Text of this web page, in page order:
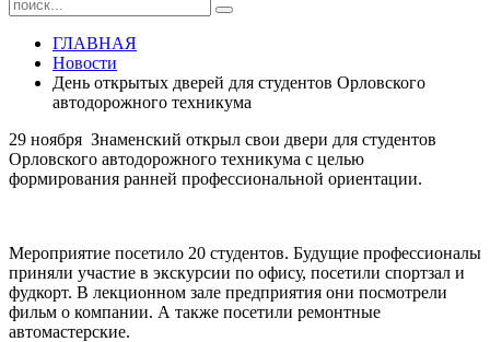
ГЛАВНАЯ
Новости
День открытых дверей для студентов Орловского
автодорожного техникума
29 ноября Знаменский открыл свои двери для студентов
Орловского автодорожного техникума с целью
формирования ранней профессиональной ориентации.
Мероприятие посетило 20 студентов. Будущие профессионалы
приняли участие в экскурсии по офису, посетили спортзал и
фудкорт. В лекционном зале предприятия они посмотрели
фильм о компании. А также посетили ремонтные
автомастерские.